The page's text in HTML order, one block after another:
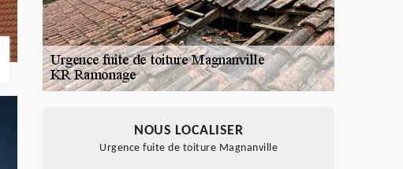
NOUS LOCALISER
Urgence fuite de toiture Magnanville